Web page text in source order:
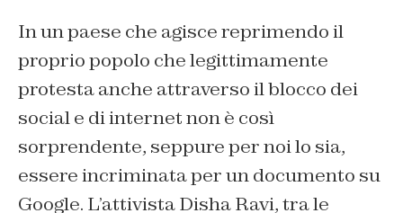
In un paese che agisce reprimendo il
proprio popolo che legittimamente
protesta anche attraverso il blocco dei
social e di internet non è così
sorprendente, seppure per noi lo sia,
essere incriminata per un documento su
Google. L’attivista Disha Ravi, tra le